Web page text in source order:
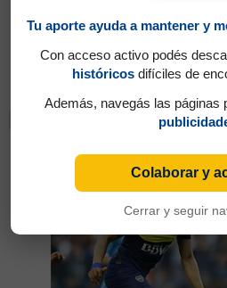
Partidos jugados por Adrián
Cambios
Tu aporte ayuda a mantener y
Con acceso activo podés
históricos difíciles de
Además, navegás las páginas
Colaborar y
Cerrar y seguir